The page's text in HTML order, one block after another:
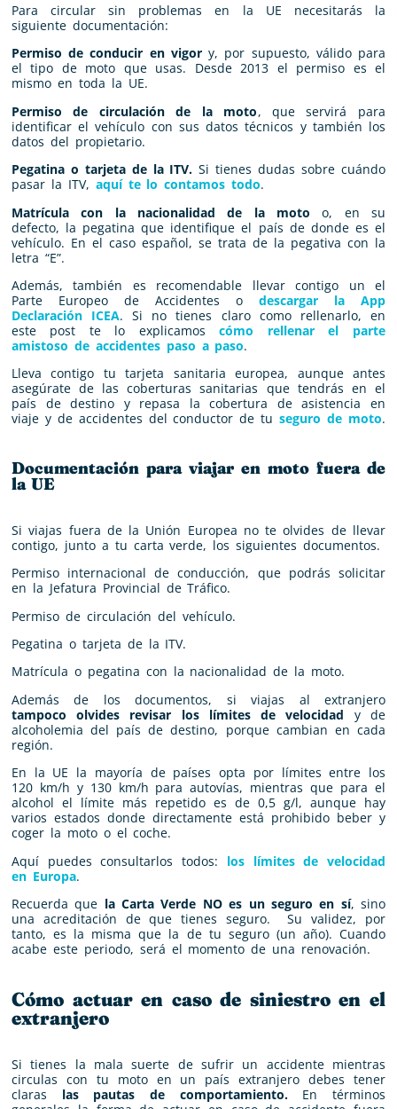
Para circular sin problemas en la UE necesitarás la
siguiente documentación:
Permiso de conducir en vigory, por supuesto, válido para
el tipo de moto que usas. Desde 2013 el permiso es el
mismo en toda la UE.
Permiso de circulación de la moto, que servirá para
identificar el vehículo con sus datos técnicos y también los
datos del propietario.
Pegatina o tarjeta de la ITV.Si tienes dudas sobre cuándo
pasar la ITV, aquí te lo contamos todo.
Matrícula con la nacionalidad de la moto o, en su
defecto, la pegatina que identifique el país de donde es el
vehículo. En el caso español, se trata de la pegativa con la
letra “E”.
Además, también es recomendable llevar contigo un el
Parte Europeo de Accidentes o descargar la App
Declaración ICEA. Si no tienes claro como rellenarlo, en
este post te lo explicamos cómo rellenar el parte
amistoso de accidentes paso a paso.
Lleva contigo tu tarjeta sanitaria europea, aunque antes
asegúrate de las coberturas sanitarias que tendrás en el
país de destino y repasa la cobertura de asistencia en
viaje y de accidentes del conductor de tuseguro de moto.
Documentación para viajar en moto fuera de
la UE
Si viajas fuera de la Unión Europea no te olvides de llevar
contigo, junto a tu carta verde, los siguientes documentos.
Permiso internacional de conducción, que podrás solicitar
en la Jefatura Provincial de Tráfico.
Permiso de circulación del vehículo.
Pegatina o tarjeta de la ITV.
Matrícula o pegatina con la nacionalidad de la moto.
Además de los documentos, si viajas al extranjero
tampoco olvides revisar los límites de velocidad y de
alcoholemia del país de destino, porque cambian en cada
región.
En la UE la mayoría de países opta por límites entre los
120 km/h y 130 km/h para autovías, mientras que para el
alcohol el límite más repetido es de 0,5 g/l, aunque hay
varios estados donde directamente está prohibido beber y
coger la moto o el coche.
Aquí puedes consultarlos todos: los límites de velocidad
en Europa.
Recuerda que la Carta Verde NO es un seguro en sí, sino
una acreditación de que tienes seguro. Su validez, por
tanto, es la misma que la de tu seguro (un año). Cuando
acabe este periodo, será el momento de una renovación.
Cómo actuar en caso de siniestro en el
extranjero
Si tienes la mala suerte de sufrir un accidente mientras
circulas con tu moto en un país extranjero debes tener
claras las pautas de comportamiento. En términos